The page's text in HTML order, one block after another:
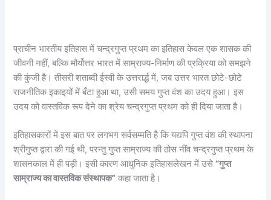
प्राचीन भारतीय इतिहास में चन्द्रगुप्त प्रथम का इतिहास केवल एक शासक की
जीवनी नहीं, बल्कि मौर्योत्तर भारत में साम्राज्य-निर्माण की प्रक्रिया को समझने
की कुंजी है। तीसरी शताब्दी ईस्वी के उत्तरार्द्ध में, जब उत्तर भारत छोटे-छोटे
राजनीतिक इकाइयों में बँटा हुआ था, उसी समय गुप्त वंश का उदय हुआ। इस
उदय को वास्तविक रूप देने का श्रेय चन्द्रगुप्त प्रथम को ही दिया जाता है।
इतिहासकारों में इस बात पर लगभग सर्वसम्मति है कि यद्यपि गुप्त वंश की स्थापना
श्रीगुप्त द्वारा की गई थी, परन्तु गुप्त साम्राज्य की ठोस नींव चन्द्रगुप्त प्रथम के
शासनकाल में ही पड़ी। इसी कारण आधुनिक इतिहासलेखन में उसे “गुप्त
साम्राज्य का वास्तविक संस्थापक” कहा जाता है।